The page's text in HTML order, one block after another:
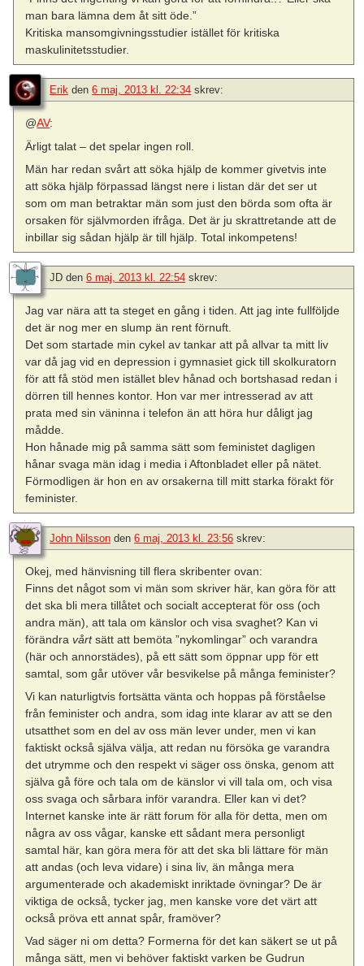
man bara lämna dem åt sitt öde.”
Kritiska mansomgivningsstudier istället för kritiska
maskulinitetsstudier.
Erik den 6 maj, 2013 kl. 22:34 skrev:
@AV:
Ärligt talat – det spelar ingen roll.
Män har redan svårt att söka hjälp de kommer givetvis inte
att söka hjälp förpassad längst nere i listan där det ser ut
som om man betraktar män som just den börda som ofta är
orsaken för självmorden ifråga. Det är ju skrattretande att de
inbillar sig sådan hjälp är till hjälp. Total inkompetens!
JD den 6 maj, 2013 kl. 22:54 skrev:
Jag var nära att ta steget en gång i tiden. Att jag inte fullföljde
det är nog mer en slump än rent förnuft.
Det som startade min cykel av tankar att på allvar ta mitt liv
var då jag vid en depression i gymnasiet gick till skolkuratorn
för att få stöd men istället blev hånad och bortshasad redan i
dörren till hennes kontor. Hon var mer intresserad av att
prata med sin väninna i telefon än att höra hur dåligt jag
mådde.
Hon hånade mig på samma sätt som feministet dagligen
hånar svaga män idag i media i Aftonbladet eller på nätet.
Förmodligen är hon en av orsakerna till mitt starka förakt för
feminister.
John Nilsson den 6 maj, 2013 kl. 23:56 skrev:
Okej, med hänvisning till flera skribenter ovan:
Finns det något som vi män som skriver här, kan göra för att
det ska bli mera tillåtet och socialt accepterat för oss (och
andra män), att tala om känslor och visa svaghet? Kan vi
förändravårtsätt att bemöta ”nykomlingar” och varandra
(här och annorstädes), på ett sätt som öppnar upp för ett
samtal, som går utöver vår besvikelse på många feminister?
Vi kan naturligtvis fortsätta vänta och hoppas på förståelse
från feminister och andra, som idag inte klarar av att se den
utsatthet som en del av oss män lever under, men vi kan
faktiskt också själva välja, att redan nu försöka ge varandra
det utrymme och den respekt vi säger oss önska, genom att
själva gå före och tala om de känslor vi vill tala om, och visa
oss svaga och sårbara inför varandra. Eller kan vi det?
Internet kanske inte är rätt forum för alla för detta, men om
några av oss vågar, kanske ett sådant mera personligt
samtal här, kan göra mera för att det ska bli lättare för män
att andas (och leva vidare) i sina liv, än många mera
argumenterade och akademiskt inriktade övningar? De är
viktiga de också, tycker jag, men kanske vore det värt att
också pröva ett annat spår, framöver?
Vad säger ni om detta? Formerna för det kan säkert se ut på
många sätt, men vi behöver faktiskt varken be Gudrun